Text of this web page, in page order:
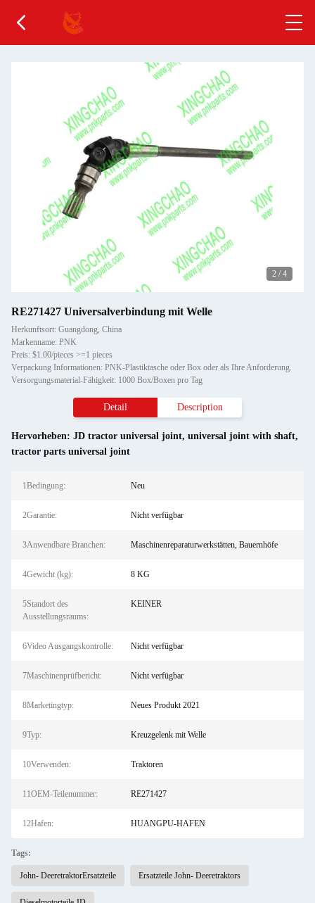
2 / 4
RE271427 Universalverbindung mit Welle
Herkunftsort: Guangdong, China
Markenname: PNK
Preis: $1.00/pieces >=1 pieces
Verpackung Informationen: PNK-Plastiktasche oder Box oder als Ihre Anforderung.
Versorgungsmaterial-Fähigkeit: 1000 Box/Boxen pro Tag
Detail Description
Hervorheben: JD tractor universal joint, universal joint with shaft,
tractor parts universal joint
1Bedingung: Neu
2Garantie: Nicht verfügbar
3Anwendbare Branchen: Maschinenreparaturwerkstätten, Bauernhöfe
4Gewicht (kg): 8 KG
5Standort des
Ausstellungsraums:
KEINER
6Video Ausgangskontrolle: Nicht verfügbar
7Maschinenprüfbericht: Nicht verfügbar
8Marketingtyp: Neues Produkt 2021
9Typ: Kreuzgelenk mit Welle
10Verwenden: Traktoren
11OEM-Teilenummer: RE271427
12Hafen: HUANGPU-HAFEN
Tags:
John- DeeretraktorErsatzteile Ersatzteile John- Deeretraktors